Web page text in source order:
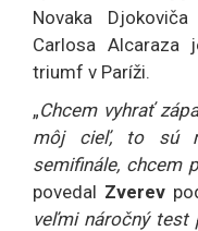
Novaka
Carlosa Alcaraza
triumf v Paríži.
„Chcem vyhrať
môj cieľ, to sú
semifinále, chcem
povedal Zverev
veľmi náročný test